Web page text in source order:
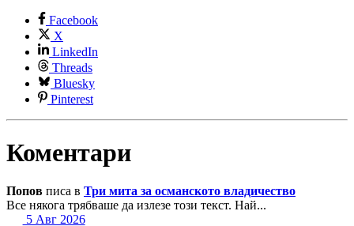
Facebook
X
LinkedIn
Threads
Bluesky
Pinterest
Коментари
Попов писа в Три мита за османското владичество
Все някога трябваше да излезе този текст. Най...
5 Авг 2026